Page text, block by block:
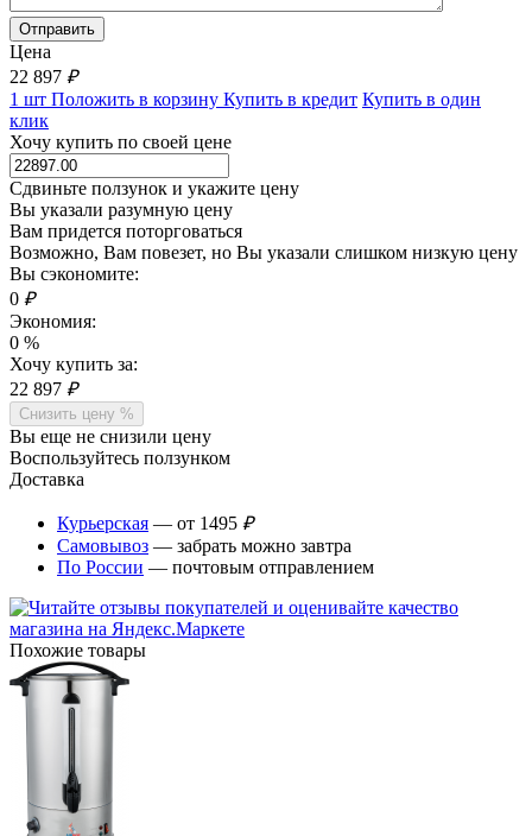
Цена
22 897 ₽
1 шт Положить в корзину Купить в кредит Купить в один
клик
Хочу купить по своей цене
Сдвиньте ползунок и укажите цену
Вы указали разумную цену
Вам придется поторговаться
Возможно, Вам повезет, но Вы указали слишком низкую цену
Вы сэкономите:
0 ₽
Экономия:
0 %
Хочу купить за:
22 897 ₽
Снизить цену %
Вы еще не снизили цену
Воспользуйтесь ползунком
Доставка
Курьерская — от 1495 ₽
Самовывоз — забрать можно завтра
По России — почтовым отправлением
Похожие товары